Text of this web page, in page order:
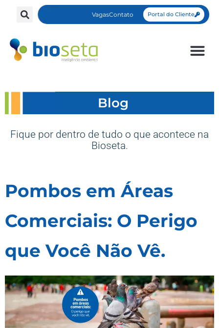
VagasContato Portal do Cliente
Blog
Fique por dentro de tudo o que acontece na
Bioseta.
Pombos em Áreas
Comerciais: O Perigo
que Você Não Vê.